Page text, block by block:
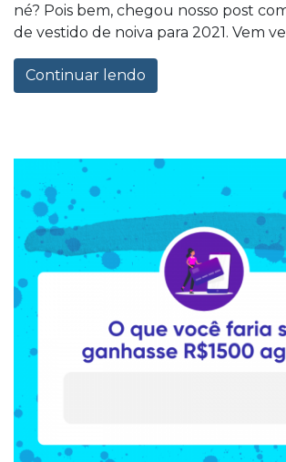
né? Pois bem, chegou nosso post
de vestido de noiva para 2021. Vem
Continuar lendo